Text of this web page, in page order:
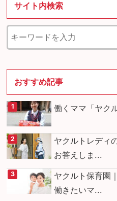
サイト内検索
おすすめ記事
働くママ「ヤク
ヤクルトレディ
お答えしま...
ヤクルト保育園
働きたいマ...